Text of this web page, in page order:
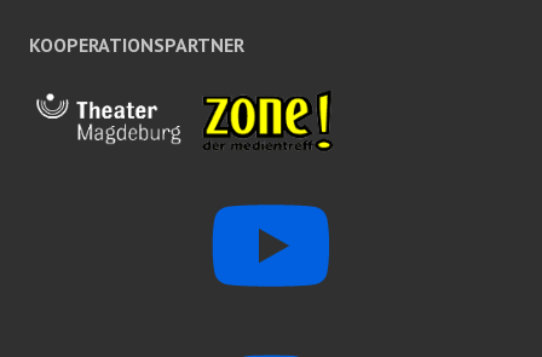
KOOPERATIONSPARTNER